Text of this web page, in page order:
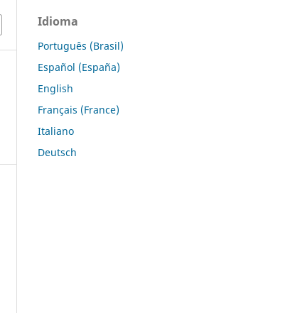
Idioma
Português (Brasil)
Español (España)
English
Français (France)
Italiano
Deutsch